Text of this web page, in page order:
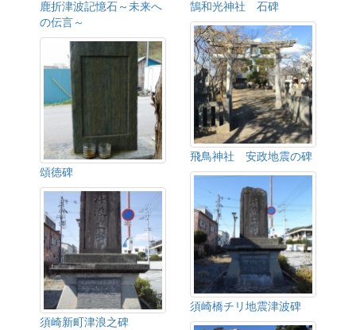
鹿折津波記憶石～未来へ
の伝言～
鵠和光神社 石碑
飛鳥神社 安政地震の碑
頌徳碑
須崎橋チリ地震津波碑
須崎新町津浪之碑